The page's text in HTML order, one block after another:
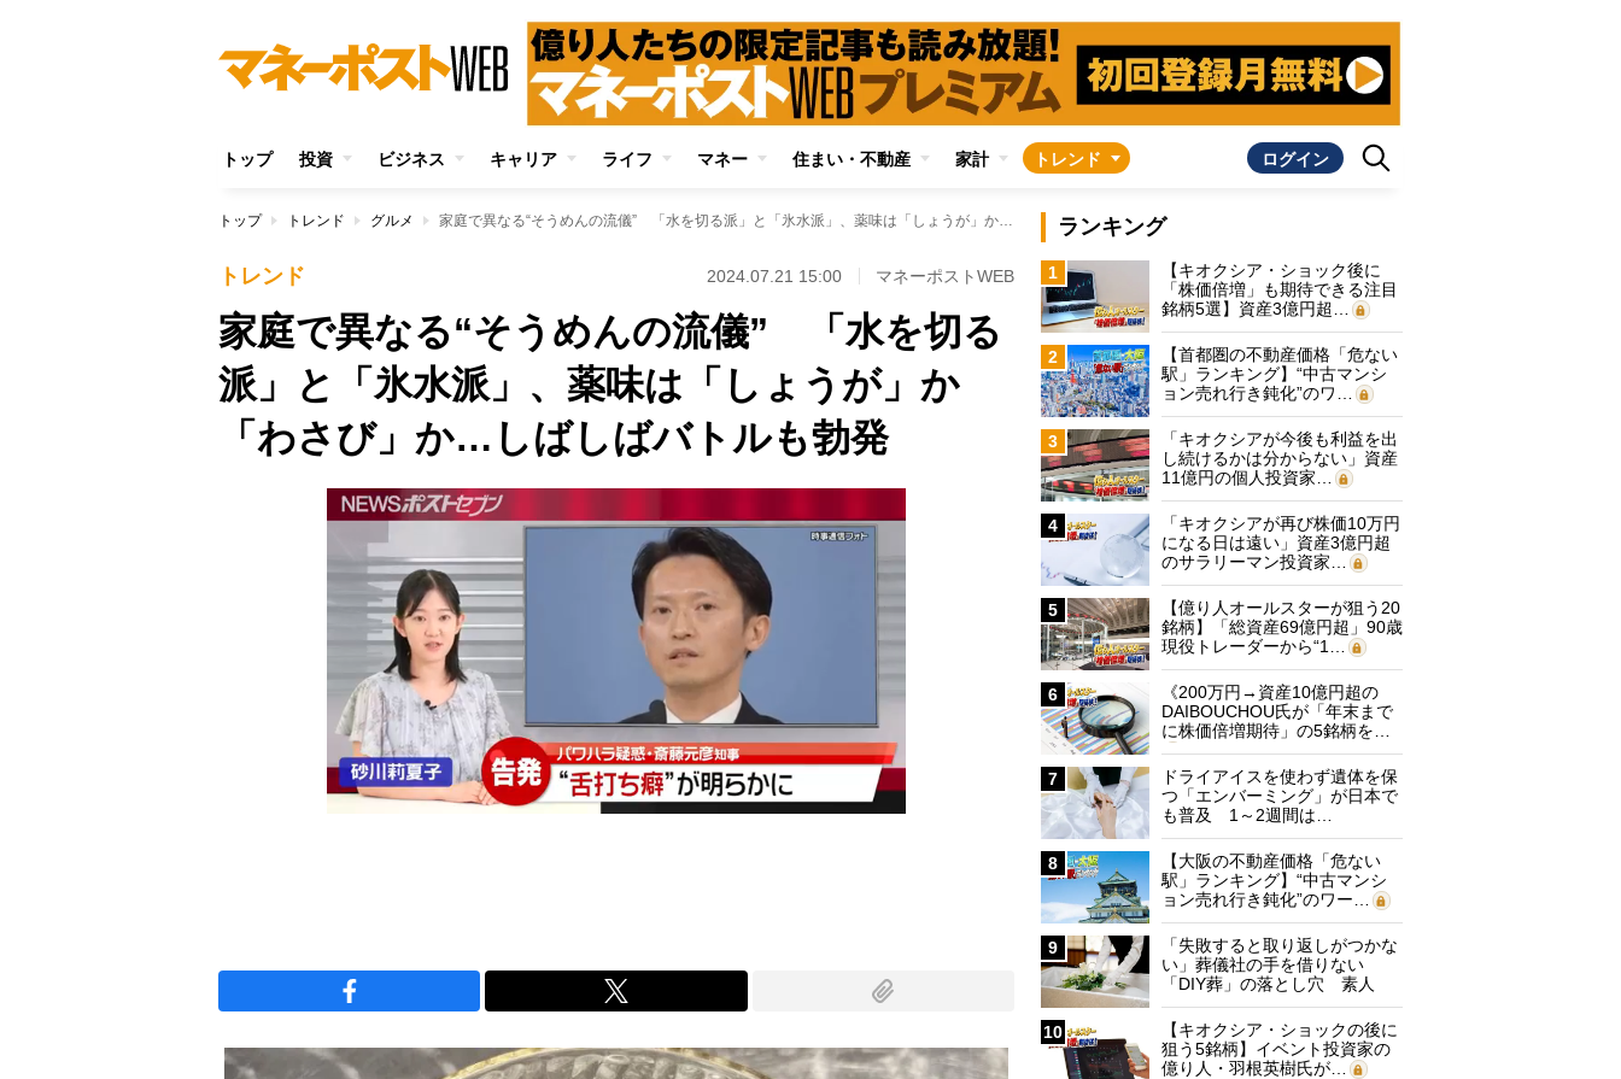
トップ 投資 ビジネス キャリア ライフ マネー 住まい・不動産 家計 トレンド ログイン
トップ トレンド グルメ 家庭で異なる“そうめんの流儀” 「水を切る派」と「氷水派」、薬味は「しょうが」か「わさび」か…しばしばバトルも勃発
トレンド 2024.07.21 15:00 マネーポストWEB
家庭で異なる“そうめんの流儀” 「水を切る
派」と「氷水派」、薬味は「しょうが」か
「わさび」か…しばしばバトルも勃発
ランキング
1
【キオクシア・ショック後に
「株価倍増」も期待できる注目
銘柄5選】資産3億円超…
2
【首都圏の不動産価格「危ない
駅」ランキング】“中古マンシ
ョン売れ行き鈍化”のワ…
3
「キオクシアが今後も利益を出
し続けるかは分からない」資産
11億円の個人投資家…
4
「キオクシアが再び株価10万円
になる日は遠い」資産3億円超
のサラリーマン投資家…
5
【億り人オールスターが狙う20
銘柄】「総資産69億円超」90歳
現役トレーダーから“1…
6
《200万円→資産10億円超の
DAIBOUCHOU氏が「年末まで
に株価倍増期待」の5銘柄を…
7
ドライアイスを使わず遺体を保
つ「エンバーミング」が日本で
も普及 1～2週間は…
8
【大阪の不動産価格「危ない
駅」ランキング】“中古マンシ
ョン売れ行き鈍化”のワー…
9
「失敗すると取り返しがつかな
い」葬儀社の手を借りない
「DIY葬」の落とし穴 素人
に…
10
【キオクシア・ショックの後に
狙う5銘柄】イベント投資家の
億り人・羽根英樹氏が…